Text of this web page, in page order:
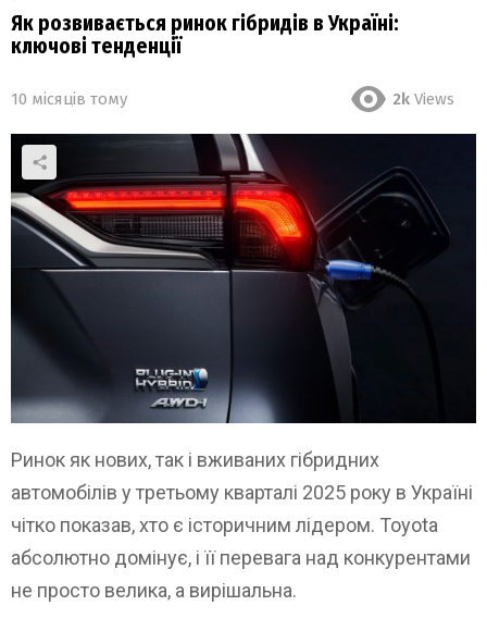
Як розвивається ринок гібридів в Україні:
ключові тенденції
10 місяців тому 2k Views
Ринок як нових, так і вживаних гібридних
автомобілів у третьому кварталі 2025 року в Україні
чітко показав, хто є історичним лідером. Toyota
абсолютно домінує, і її перевага над конкурентами
не просто велика, а вирішальна.